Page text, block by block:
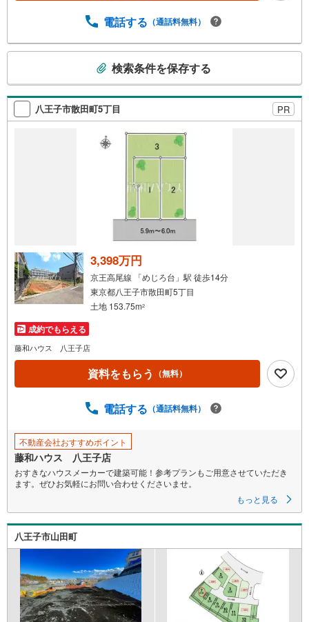
す。 担当営業へご希望をお伝えください！■ご案内方法ご
社など、ご相談ください。ご希望があれば周辺環境、お客
様の希望に合わせた物件などもご案内をいたします。お住
まい探しは朝日土地建物（株）八王子店 営業1課にお任せ
ください！
電話する （通話料無料）
検
索
条
る
・
条
件
マ
イ
ペ
ジ
存
す
る
検索条件を保存する
八王子市散田町5丁目 PR
3,398万円
京王高尾線 「めじろ台」駅 徒歩14分
東京都八王子市散田町5丁目
土地 153.75m2
成約でもらえる
藤和ハウス 八王子店
資料をもらう （無料）
電話する （通話料無料）
不動産会社おすすめポイント
藤和ハウス 八王子店
おすきなハウスメーカーで建築可能！参考プランもご用意させていただき
ます。ぜひお気軽にお問い合わせくださいませ。
もっと見る
八王子市山田町